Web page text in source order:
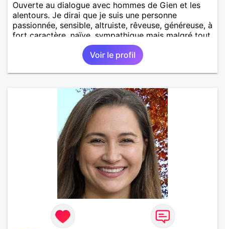
Ouverte au dialogue avec hommes de Gien et les
alentours. Je dirai que je suis une personne
passionnée, sensible, altruiste, rêveuse, généreuse, à
fort caractère, naïve, sympathique mais malgré tout
avec la tête sur les épaules. On dis de moi que je
suis drôle, loyale, très gentille, franche (un peu trop
parfois), adorable, tendre et intelligente.
Voir le profil